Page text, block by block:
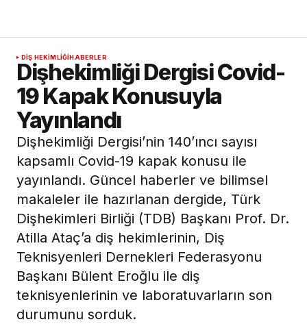
DIŞ HEKIMLIĞIHABERLER
Dişhekimliği Dergisi Covid-
19 Kapak Konusuyla
Yayınlandı
Dişhekimliği Dergisi’nin 140’ıncı sayısı
kapsamlı Covid-19 kapak konusu ile
yayınlandı. Güncel haberler ve bilimsel
makaleler ile hazırlanan dergide, Türk
Dişhekimleri Birliği (TDB) Başkanı Prof. Dr.
Atilla Ataç’a diş hekimlerinin, Diş
Teknisyenleri Dernekleri Federasyonu
Başkanı Bülent Eroğlu ile diş
teknisyenlerinin ve laboratuvarların son
durumunu sorduk.